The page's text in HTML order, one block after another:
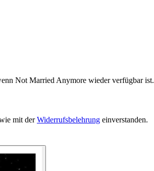
Not Married Anymore wieder verfügbar ist.
mit derWiderrufsbelehrung einverstanden.